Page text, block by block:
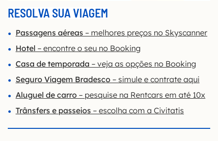
RESOLVA SUA VIAGEM
Passagens aéreas – melhores preços no Skyscanner
Hotel – encontre o seu no Booking
Casa de temporada – veja as opções no Booking
Seguro Viagem Bradesco – simule e contrate aqui
Aluguel de carro – pesquise na Rentcars em até 10x
Trânsfers e passeios – escolha com a Civitatis